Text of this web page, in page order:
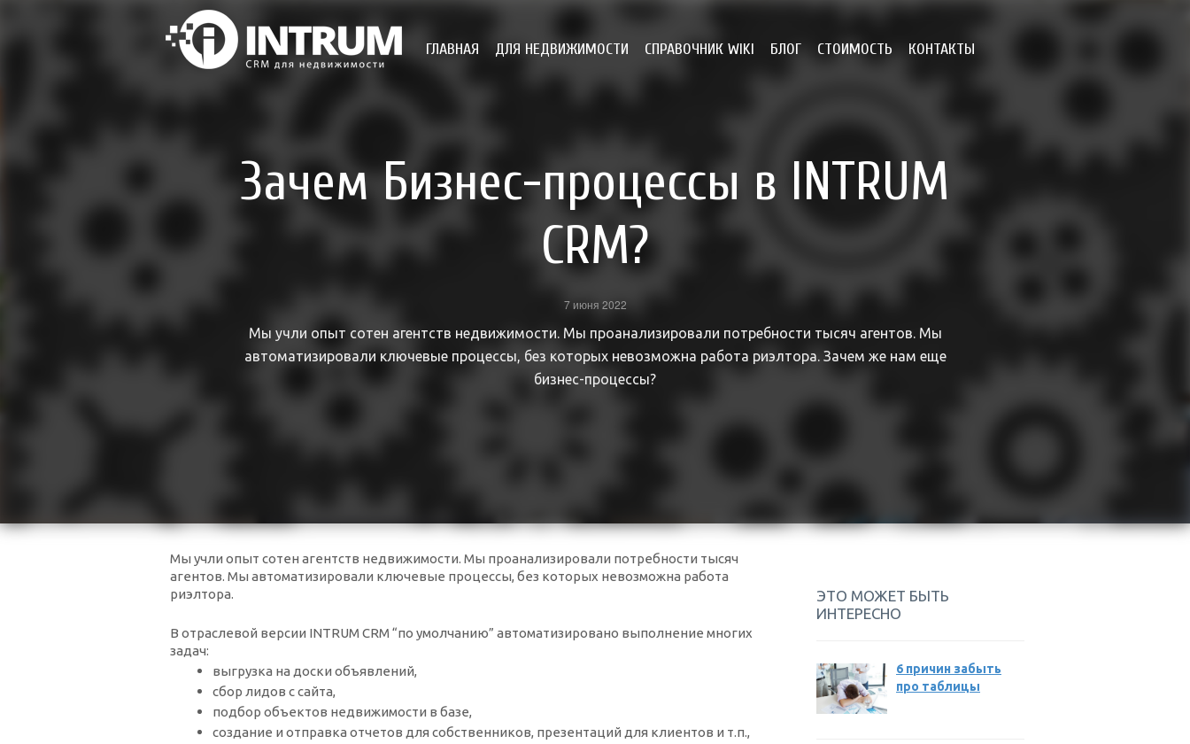
ГЛАВНАЯ ДЛЯ НЕДВИЖИМОСТИ СПРАВОЧНИК WIKI БЛОГ СТОИМОСТЬ КОНТАКТЫ
Зачем Бизнес-процессы в INTRUM
CRM?
7 июня 2022
Мы учли опыт сотен агентств недвижимости. Мы проанализировали потребности тысяч агентов. Мы
автоматизировали ключевые процессы, без которых невозможна работа риэлтора. Зачем же нам еще
бизнес-процессы?
Мы учли опыт сотен агентств недвижимости. Мы проанализировали потребности тысяч
агентов. Мы автоматизировали ключевые процессы, без которых невозможна работа
риэлтора.
В отраслевой версии INTRUM CRM “по умолчанию” автоматизировано выполнение многих
задач:
выгрузка на доски объявлений,
сбор лидов с сайта,
подбор объектов недвижимости в базе,
создание и отправка отчетов для собственников, презентаций для клиентов и т.п.,
ЭТО МОЖЕТ БЫТЬ
ИНТЕРЕСНО
6 причин забыть
про таблицы